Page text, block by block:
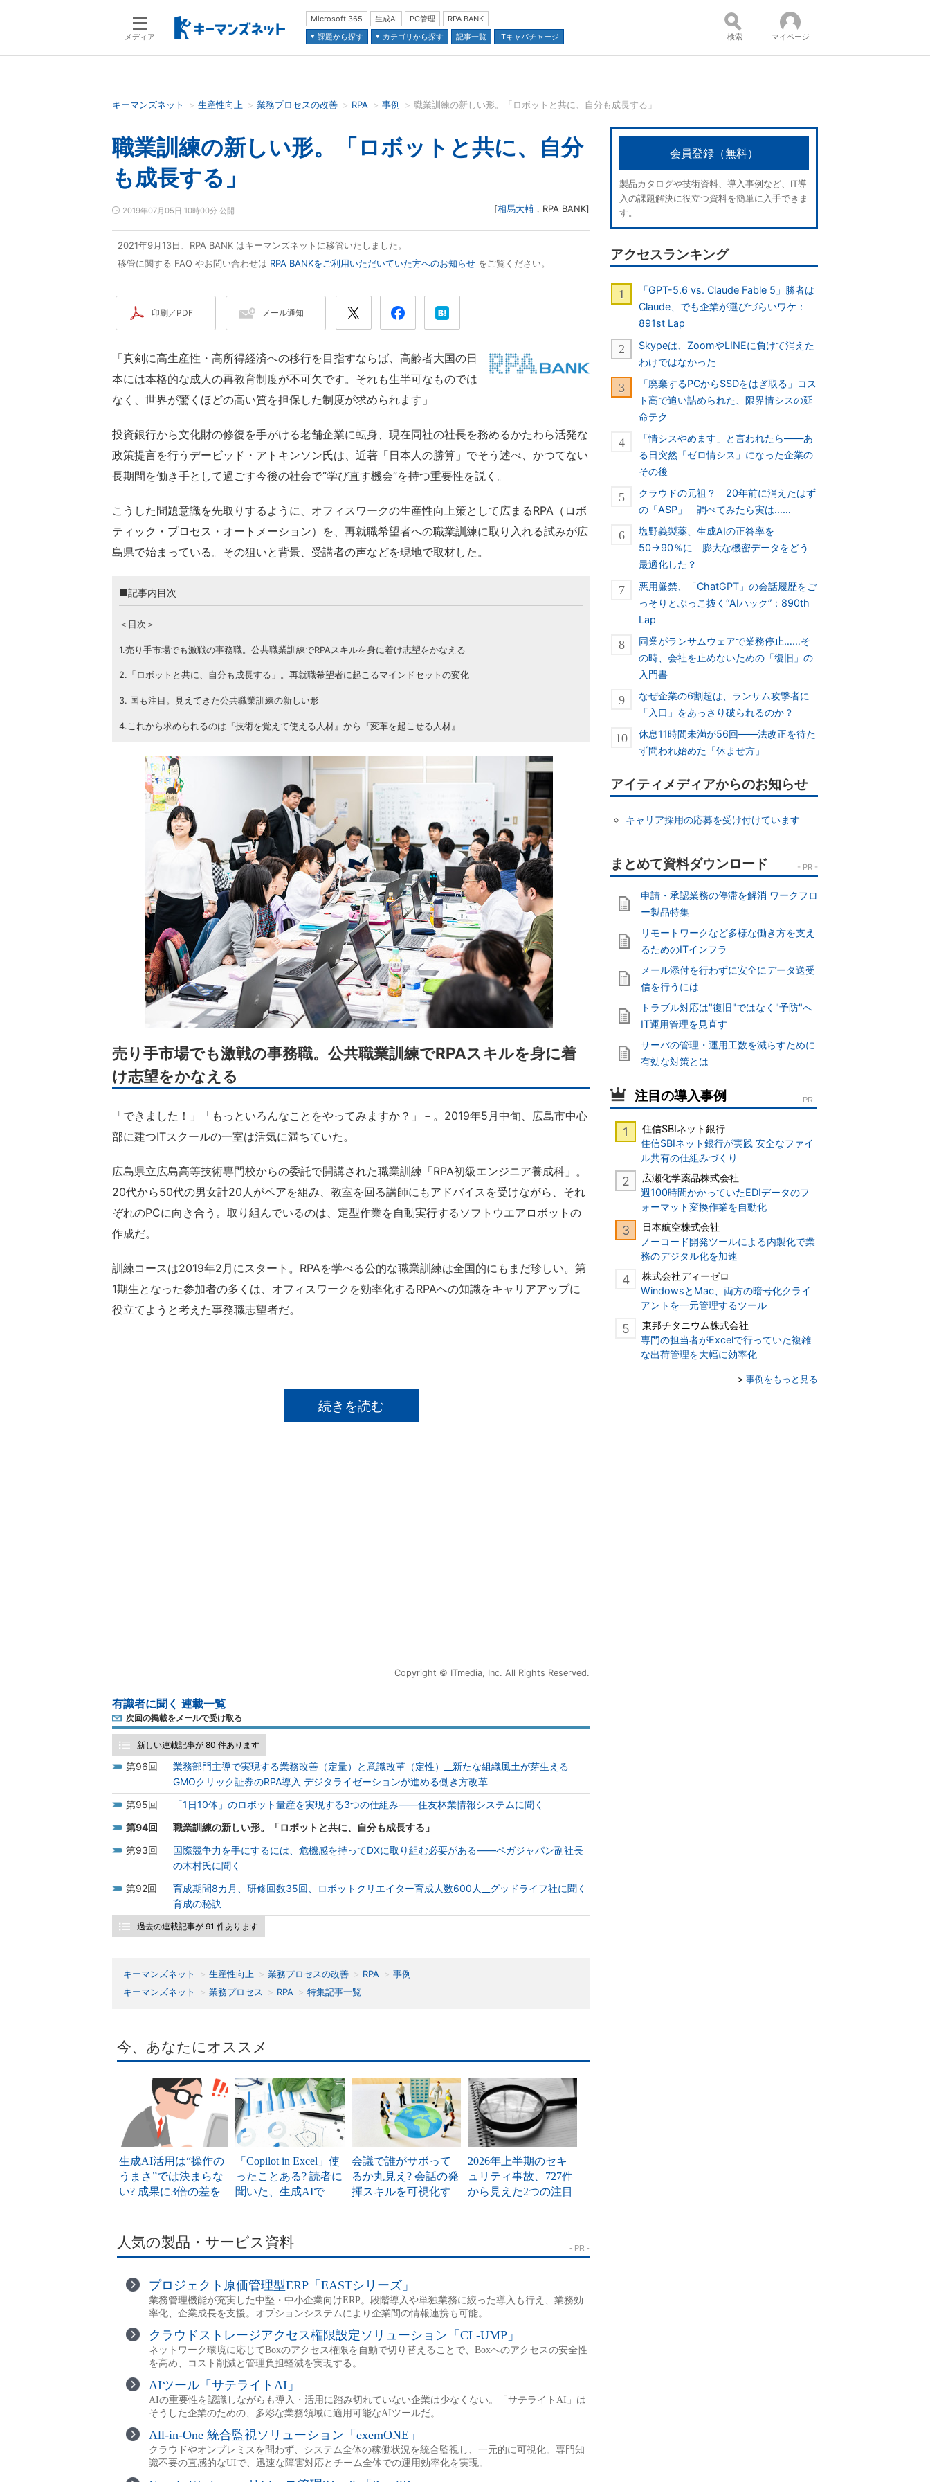
メディア
Microsoft 365 生成AI PC管理
RPA BANK
課題から探す
カテゴリから探す 記事一覧 ITキャパチャージ
検索語を入力してください コンテンツ：
並び順：
検索 マイページ
キーマンズネット 生産性向上 業務プロセスの改善 RPA 事例 職業訓練の新しい形。「ロボットと共に、自分も成長する」
職業訓練の新しい形。「ロボットと共に、自分
も成長する」
2019年07月05日 10時00分 公開 [相馬大輔 ， RPA BANK]
2021年9月13日、RPA BANK はキーマンズネットに移管いたしました。
移管に関する FAQ やお問い合わせは RPA BANKをご利用いただいていた方へのお知らせ をご覧ください。
印刷／PDF メール通知
「真剣に高生産性・高所得経済への移行を目指すならば、高齢者大国の日
本には本格的な成人の再教育制度が不可欠です。それも生半可なものでは
なく、世界が驚くほどの高い質を担保した制度が求められます」
投資銀行から文化財の修復を手がける老舗企業に転身、現在同社の社長を務めるかたわら活発な
政策提言を行うデービッド・アトキンソン氏は、近著「日本人の勝算」でそう述べ、かつてない
長期間を働き手として過ごす今後の社会で“学び直す機会”を持つ重要性を説く。
こうした問題意識を先取りするように、オフィスワークの生産性向上策として広まるRPA（ロボ
ティック・プロセス・オートメーション）を、再就職希望者への職業訓練に取り入れる試みが広
島県で始まっている。その狙いと背景、受講者の声などを現地で取材した。
■記事内目次
＜目次＞
1.売り手市場でも激戦の事務職。公共職業訓練でRPAスキルを身に着け志望をかなえる
2.「ロボットと共に、自分も成長する」。再就職希望者に起こるマインドセットの変化
3. 国も注目。見えてきた公共職業訓練の新しい形
4.これから求められるのは『技術を覚えて使える人材』から『変革を起こせる人材』
売り手市場でも激戦の事務職。公共職業訓練でRPAスキルを身に着
け志望をかなえる
「できました！」「もっといろんなことをやってみますか？」－。2019年5月中旬、広島市中心
部に建つITスクールの一室は活気に満ちていた。
広島県立広島高等技術専門校からの委託で開講された職業訓練「RPA初級エンジニア養成科」。
20代から50代の男女計20人がペアを組み、教室を回る講師にもアドバイスを受けながら、それ
ぞれのPCに向き合う。取り組んでいるのは、定型作業を自動実行するソフトウエアロボットの
作成だ。
訓練コースは2019年2月にスタート。RPAを学べる公的な職業訓練は全国的にもまだ珍しい。第
1期生となった参加者の多くは、オフィスワークを効率化するRPAへの知識をキャリアアップに
役立てようと考えた事務職志望者だ。
続きを読む
Copyright © ITmedia, Inc. All Rights Reserved.
有識者に聞く 連載一覧
次回の掲載をメールで受け取る
新しい連載記事が 80 件あります
96
業務部門主導で実現する業務改善（定量）と意識改革（定性）__新たな組織風土が芽生える
GMOクリック証券のRPA導入 デジタライゼーションが進める働き方改革
95
「1日10体」のロボット量産を実現する3つの仕組み――住友林業情報システムに聞く
94
職業訓練の新しい形。「ロボットと共に、自分も成長する」
93
国際競争力を手にするには、危機感を持ってDXに取り組む必要がある――ペガジャパン副社長
の木村氏に聞く
92
育成期間8カ月、研修回数35回、ロボットクリエイター育成人数600人__グッドライフ社に聞く
育成の秘訣
過去の連載記事が 91 件あります
キーマンズネット 生産性向上 業務プロセスの改善 RPA
事例
キーマンズネット
業務プロセス RPA 特集記事一覧
会員登録（無料）
製品カタログや技術資料、導入事例など、IT導
入の課題解決に役立つ資料を簡単に入手できま
す。
アクセスランキング
「GPT-5.6 vs. Claude Fable 5」勝者は
Claude、でも企業が選びづらいワケ：
891st Lap
Skypeは、ZoomやLINEに負けて消えた
わけではなかった
「廃棄するPCからSSDをはぎ取る」コス
ト高で追い詰められた、限界情シスの延
命テク
「情シスやめます」と言われたら――あ
る日突然「ゼロ情シス」になった企業の
その後
クラウドの元祖？ 20年前に消えたはず
の「ASP」 調べてみたら実は……
塩野義製薬、生成AIの正答率を
50→90％に 膨大な機密データをどう
最適化した？
悪用厳禁、「ChatGPT」の会話履歴をご
っそりとぶっこ抜く“AIハック”：890th
Lap
同業がランサムウェアで業務停止……そ
の時、会社を止めないための「復旧」の
入門書
なぜ企業の6割超は、ランサム攻撃者に
「入口」をあっさり破られるのか？
休息11時間未満が56回――法改正を待た
ず問われ始めた「休ませ方」
アイティメディアからのお知らせ
キャリア採用の応募を受け付けています
申請・承認業務の停滞を解消 ワークフロ
ー製品特集
リモートワークなど多様な働き方を支え
るためのITインフラ
メール添付を行わずに安全にデータ送受
信を行うには
トラブル対応は"復旧"ではなく"予防"へ
IT運用管理を見直す
サーバの管理・運用工数を減らすために
有効な対策とは